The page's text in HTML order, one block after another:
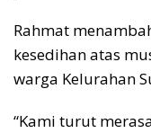
Rahmat
kesedihan atas
warga Kelurahan
“Kami turut